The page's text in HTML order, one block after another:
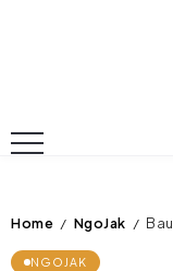
Home / NgoJak /
NGOJAK